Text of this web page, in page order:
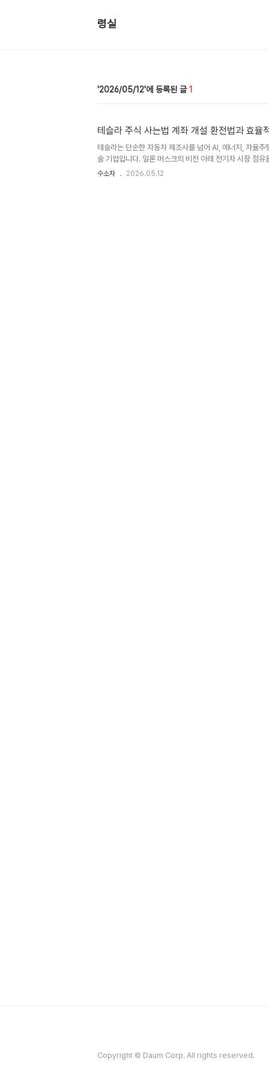
령실
2026/05/12 1
테슬라 주식 사는법 계좌 개설 환전법과 효율
테슬라는 단순한 자동차 제조사를 넘어 AI, 에너지, 자율주
술 기업입니다. 일론 머스크의 비전 아래 전기차 시장 점유
자자들에게 강력한 미래 성장 가치를 입증하고 있습니다.
매출 급증과 수익성 개선을 통해 탄탄한 펀더멘털을 보여주
수소차 2026.05.12
Copyright © Daum Corp. All rights reserved.